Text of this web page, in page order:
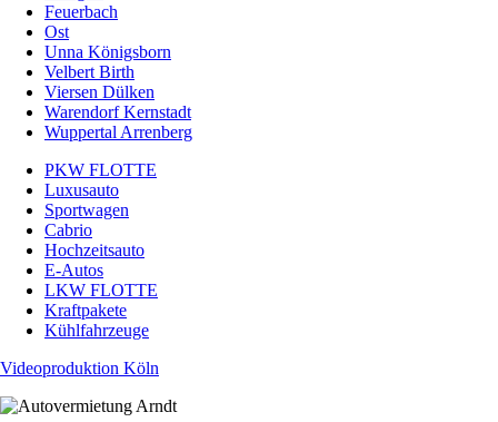
Feuerbach
Ost
Unna Königsborn
Velbert Birth
Viersen Dülken
Warendorf Kernstadt
Wuppertal Arrenberg
PKW FLOTTE
Luxusauto
Sportwagen
Cabrio
Hochzeitsauto
E-Autos
LKW FLOTTE
Kraftpakete
Kühlfahrzeuge
Videoproduktion Köln